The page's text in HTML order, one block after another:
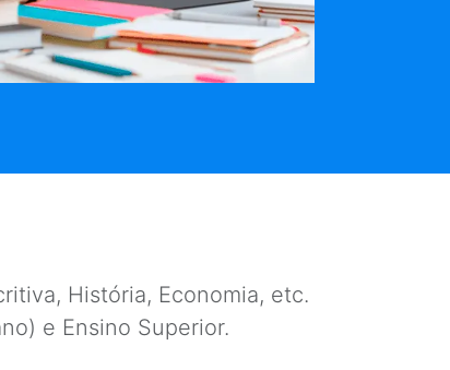
História, Economia, etc.
e Ensino Superior.